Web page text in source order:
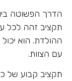
הדרך הפשוטה
תקציב זהה לכל
ההולדת. הוא
עם הצוות.